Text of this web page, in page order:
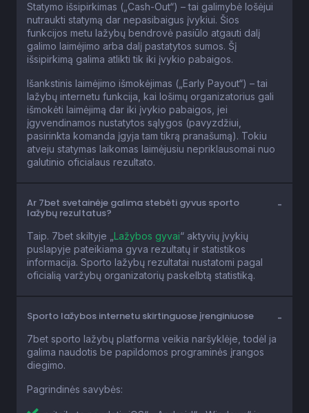
Statymo išsipirkimas („Cash-Out“) – tai galimybė lošėjui
nutraukti statymą dar nepasibaigus įvykiui. Šios
funkcijos metu lažybų bendrovė pasiūlo atgauti dalį
galimo laimėjimo arba dalį pastatytos sumos. Šį
išsipirkimą galima atlikti tik iki įvykio pabaigos.
Išankstinis laimėjimo išmokėjimas („Early Payout“) – tai
lažybų internetu funkcija, kai lošimų organizatorius gali
išmokėti laimėjimą dar iki įvykio pabaigos, jei
įgyvendinamos nustatytos sąlygos (pavyzdžiui,
pasirinkta komanda įgyja tam tikrą pranašumą). Tokiu
atveju statymas laikomas laimėjusiu nepriklausomai nuo
galutinio oficialaus rezultato.
Ar 7bet svetainėje galima stebėti gyvus sporto
lažybų rezultatus?
Taip. 7bet skiltyje „ Lažybos gyvai“ aktyvių įvykių
puslapyje pateikiama gyva rezultatų ir statistikos
informacija. Sporto lažybų rezultatai nustatomi pagal
oficialią varžybų organizatorių paskelbtą statistiką.
Sporto lažybos internetu skirtinguose įrenginiuose
7bet sporto lažybų platforma veikia naršyklėje, todėl ja
galima naudotis be papildomos programinės įrangos
diegimo.
Pagrindinės savybės: